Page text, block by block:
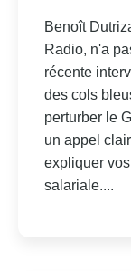
Benoît
Radio, n'a
récente
des cols
perturber le
un appel
expliquer
salariale....